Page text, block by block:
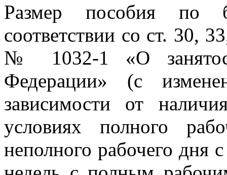
Размер пособия по
соответствии со ст. 30,
№ 1032-1 «О
Федерации» (с
зависимости от
условиях полного
неполного рабочего дня